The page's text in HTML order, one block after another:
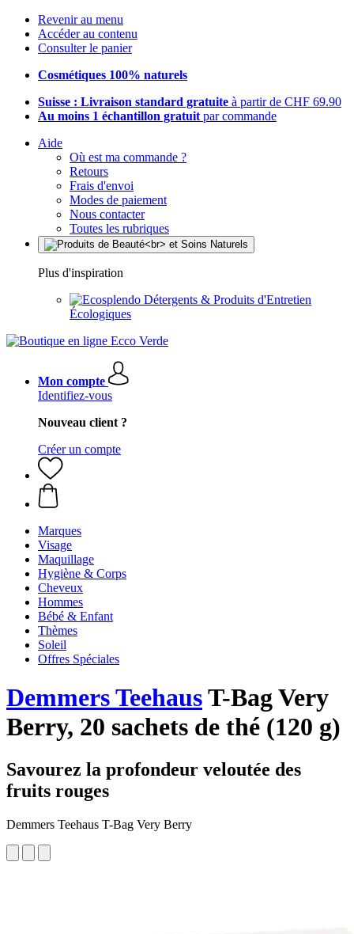
Revenir au menu
Accéder au contenu
Consulter le panier
Cosmétiques 100% naturels
Suisse : Livraison standard gratuite à partir de CHF 69.90
Au moins 1 échantillon gratuit par commande
Aide
Où est ma commande ?
Retours
Frais d'envoi
Modes de paiement
Nous contacter
Toutes les rubriques
Plus d'inspiration
Détergents & Produits d'Entretien
Écologiques
Mon compte
Identifiez-vous
Nouveau client ?
Créer un compte
Marques
Visage
Maquillage
Hygiène & Corps
Cheveux
Hommes
Bébé & Enfant
Thèmes
Soleil
Offres Spéciales
Demmers TeehausT-Bag Very
Berry, 20 sachets de thé (120 g)
Savourez la profondeur veloutée des
fruits rouges
Demmers Teehaus T-Bag Very Berry